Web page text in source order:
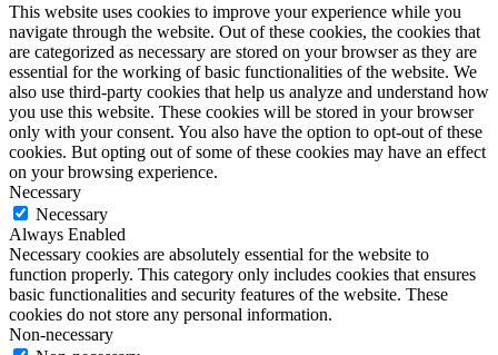
This website uses cookies to improve your experience while you
navigate through the website. Out of these cookies, the cookies that
are categorized as necessary are stored on your browser as they are
essential for the working of basic functionalities of the website. We
also use third-party cookies that help us analyze and understand how
you use this website. These cookies will be stored in your browser
only with your consent. You also have the option to opt-out of these
cookies. But opting out of some of these cookies may have an effect
on your browsing experience.
Necessary
Necessary
Always Enabled
Necessary cookies are absolutely essential for the website to
function properly. This category only includes cookies that ensures
basic functionalities and security features of the website. These
cookies do not store any personal information.
Non-necessary